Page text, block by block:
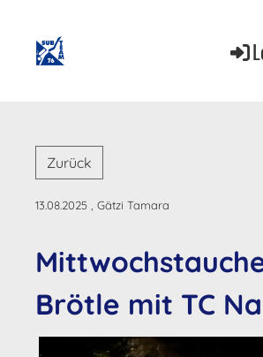
Zurück
13.08.2025 , Gätzi Tamara
Brötle mit TC